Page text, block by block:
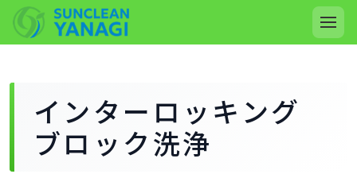
インターロッキング
ブロック洗浄